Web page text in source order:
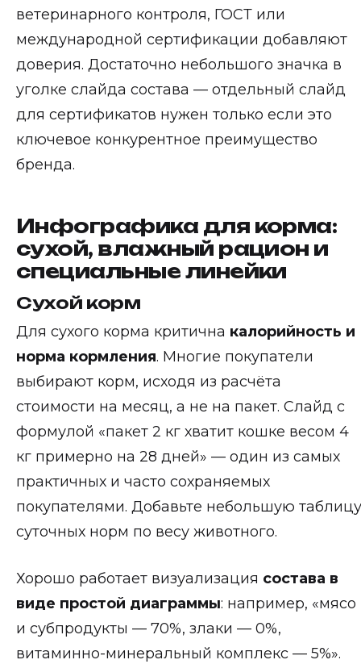
ветеринарного контроля, ГОСТ или
международной сертификации добавляют
доверия. Достаточно небольшого значка в
уголке слайда состава — отдельный слайд
для сертификатов нужен только если это
ключевое конкурентное преимущество
бренда.
Инфографика для корма:
сухой, влажный рацион и
специальные линейки
Сухой корм
Для сухого корма критична калорийность и
норма кормления. Многие покупатели
выбирают корм, исходя из расчёта
стоимости на месяц, а не на пакет. Слайд с
формулой «пакет 2 кг хватит кошке весом 4
кг примерно на 28 дней» — один из самых
практичных и часто сохраняемых
покупателями. Добавьте небольшую таблицу
суточных норм по весу животного.
Хорошо работает визуализация состава в
виде простой диаграммы: например, «мясо
и субпродукты — 70%, злаки — 0%,
витаминно-минеральный комплекс — 5%».